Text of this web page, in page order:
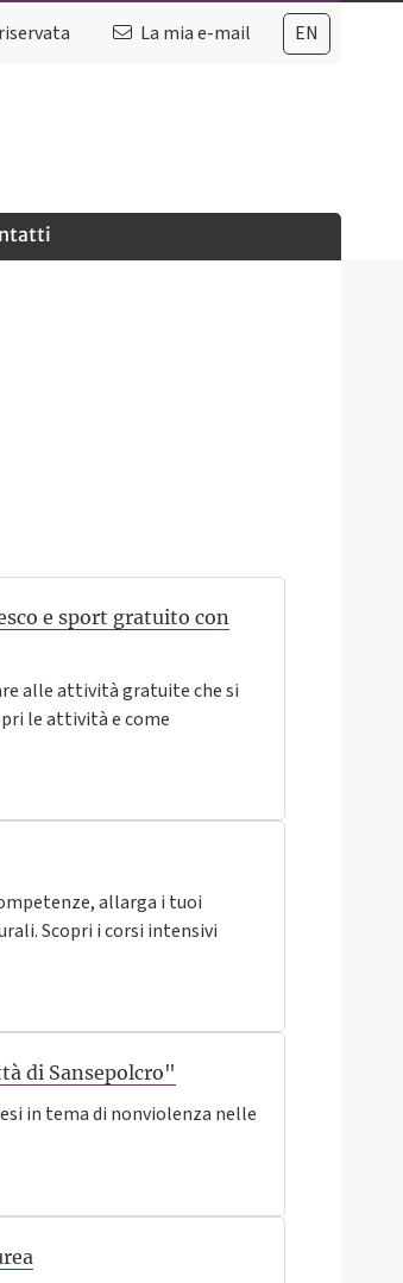
EN
La mia e-mail
e sport gratuito con
alle attività gratuite che si
le attività e come
allarga i tuoi
Scopri i corsi intensivi
di Sansepolcro"
in tema di nonviolenza nelle